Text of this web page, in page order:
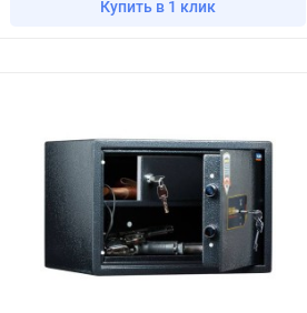
Купить в 1 клик